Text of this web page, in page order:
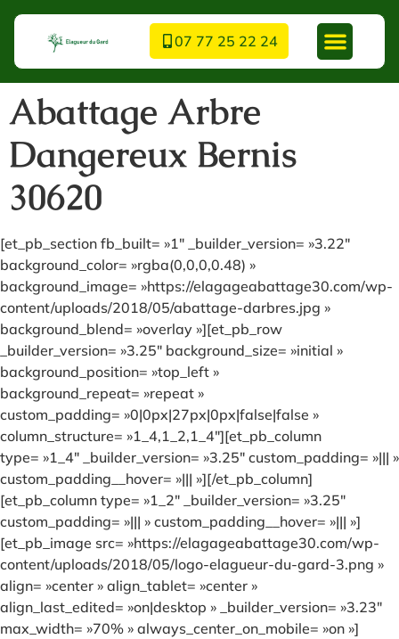
07 77 25 22 24
Abattage Arbre
Dangereux Bernis
30620
[et_pb_section fb_built= »1″ _builder_version= »3.22″
background_color= »rgba(0,0,0,0.48) »
background_image= »https://elagageabattage30.com/wp-
content/uploads/2018/05/abattage-darbres.jpg »
background_blend= »overlay »][et_pb_row
_builder_version= »3.25″ background_size= »initial »
background_position= »top_left »
background_repeat= »repeat »
custom_padding= »0|0px|27px|0px|false|false »
column_structure= »1_4,1_2,1_4″][et_pb_column
type= »1_4″ _builder_version= »3.25″ custom_padding= »||| »
custom_padding__hover= »||| »][/et_pb_column]
[et_pb_column type= »1_2″ _builder_version= »3.25″
custom_padding= »||| » custom_padding__hover= »||| »]
[et_pb_image src= »https://elagageabattage30.com/wp-
content/uploads/2018/05/logo-elagueur-du-gard-3.png »
align= »center » align_tablet= »center »
align_last_edited= »on|desktop » _builder_version= »3.23″
max_width= »70% » always_center_on_mobile= »on »]